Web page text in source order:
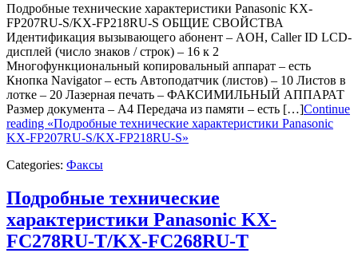
Подробные технические характеристики Panasonic KX-
FP207RU-S/KX-FP218RU-S ОБЩИЕ СВОЙСТВА
Идентификация вызывающего абонент – AOH, Caller ID LCD-
дисплей (число знаков / строк) – 16 к 2
Многофункциональный копировальный аппарат – есть
Кнопка Navigator – есть Автоподатчик (листов) – 10 Листов в
лотке – 20 Лазерная печать – ФАКСИМИЛЬНЫЙ АППАРАТ
Размер документа – А4 Передача из памяти – есть […]Continue
reading «Подробные технические характеристики Panasonic
KX-FP207RU-S/KX-FP218RU-S»
Categories: Факсы
Подробные технические
характеристики Panasonic KX-
FC278RU-T/KX-FC268RU-T